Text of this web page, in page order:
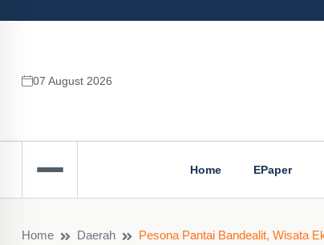
07 August 2026
Home EPaper
Home Daerah Pesona Pantai Bandealit, Wisata